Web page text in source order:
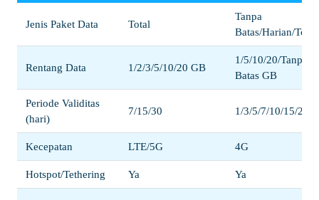
Jenis Paket Data Total
Tanpa
Batas/Harian/Total
Rentang Data 1/2/3/5/10/20 GB
1/5/10/20/Tanpa
Batas GB
Periode Validitas
(hari)
7/15/30 1/3/5/7/10/15/20/
Kecepatan LTE/5G 4G
Hotspot/Tethering Ya Ya